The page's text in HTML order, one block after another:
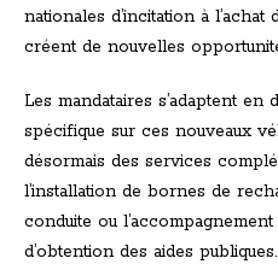
nationales d’incitation à
créent de nouvelles
Les mandataires s’adaptent
spécifique sur ces nouveaux
désormais des services
l’installation de bornes de
conduite ou
d’obtention des aides